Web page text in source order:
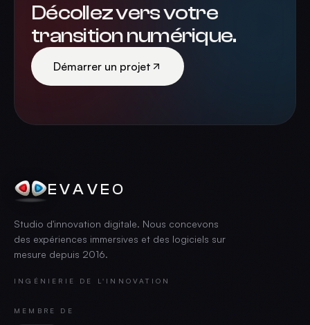
Décollez vers votre
transition numérique.
Démarrer un projet
EVAVEO
Studio d'innovation digitale. Nous concevons
des expériences immersives et des logiciels sur
mesure depuis 2016.
INGÉNIERIE DE L'INNOVATION
MEMBRE DE